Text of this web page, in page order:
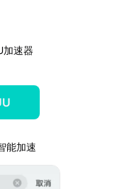
加速器
能加速